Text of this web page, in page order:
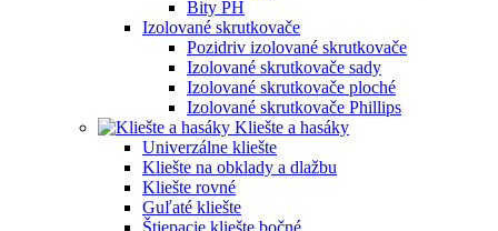
Bity PH
Izolované skrutkovače
Pozidriv izolované skrutkovače
Izolované skrutkovače sady
Izolované skrutkovače ploché
Izolované skrutkovače Phillips
Kliešte a hasáky
Univerzálne kliešte
Kliešte na obklady a dlažbu
Kliešte rovné
Guľaté kliešte
Štiepacie kliešte bočné